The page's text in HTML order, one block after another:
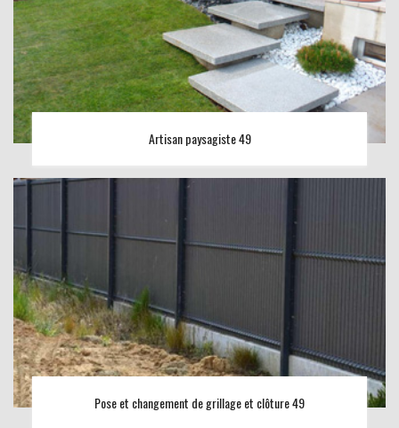
Artisan paysagiste 49
Pose et changement de grillage et clôture 49